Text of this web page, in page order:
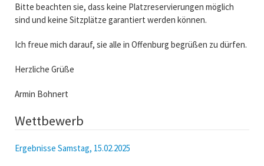
Bitte beachten sie, dass keine Platzreservierungen möglich
sind und keine Sitzplätze garantiert werden können.
Ich freue mich darauf, sie alle in Offenburg begrüßen zu dürfen.
Herzliche Grüße
Armin Bohnert
Wettbewerb
Ergebnisse Samstag, 15.02.2025